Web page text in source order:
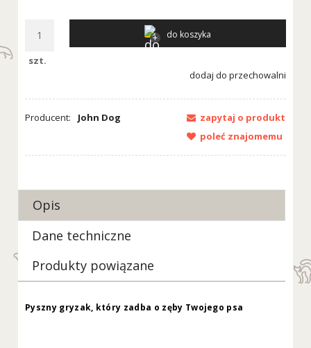
szt.
do koszyka
dodaj do przechowalni
Producent: John Dog
zapytaj o produkt
poleć znajomemu
Opis
Dane techniczne
Produkty powiązane
Pyszny gryzak, który zadba o zęby Twojego psa